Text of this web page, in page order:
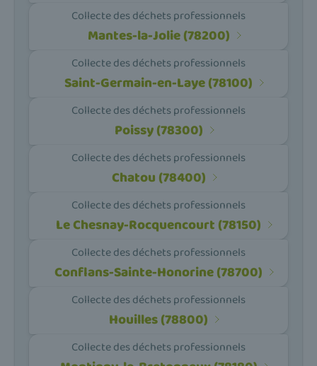
Collecte des déchets professionnels
Mantes-la-Jolie (78200)
Collecte des déchets professionnels
Saint-Germain-en-Laye (78100)
Collecte des déchets professionnels
Poissy (78300)
Collecte des déchets professionnels
Chatou (78400)
Collecte des déchets professionnels
Le Chesnay-Rocquencourt (78150)
Collecte des déchets professionnels
Conflans-Sainte-Honorine (78700)
Collecte des déchets professionnels
Houilles (78800)
Collecte des déchets professionnels